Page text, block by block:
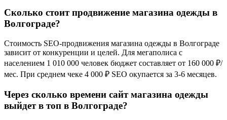
Сколько стоит продвижение магазина одежды в
Волгограде?
Стоимость SEO-продвижения магазина одежды в Волгограде
зависит от конкуренции и целей. Для мегаполиса с
населением 1 010 000 человек бюджет составляет от 160 000 ₽/
мес. При среднем чеке 4 000 ₽ SEO окупается за 3-6 месяцев.
Через сколько времени сайт магазина одежды
выйдет в топ в Волгограде?